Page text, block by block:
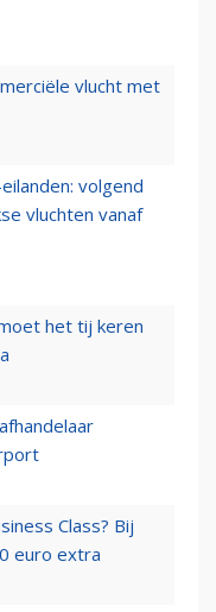
vlucht met
volgend
vluchten vanaf
het tij keren
Class? Bij
euro extra